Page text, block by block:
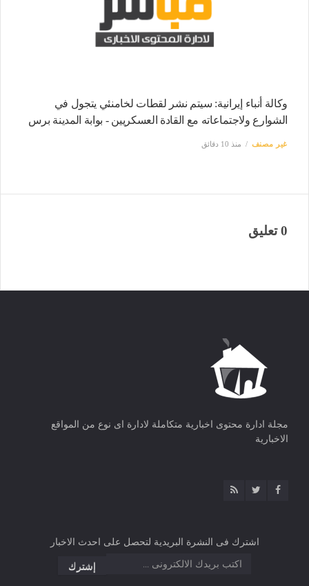
وكالة أنباء إيرانية: سيتم نشر لقطات لخامنئي يتجول في
الشوارع ولاجتماعاته مع القادة العسكريين - بوابة المدينة برس
غير مصنف منذ 10 دقائق
0 تعليق
مجلة ادارة محتوى اخبارية متكاملة لادارة اى نوع من المواقع
الاخبارية
اشترك فى النشرة البريدية لتحصل على احدث الاخبار